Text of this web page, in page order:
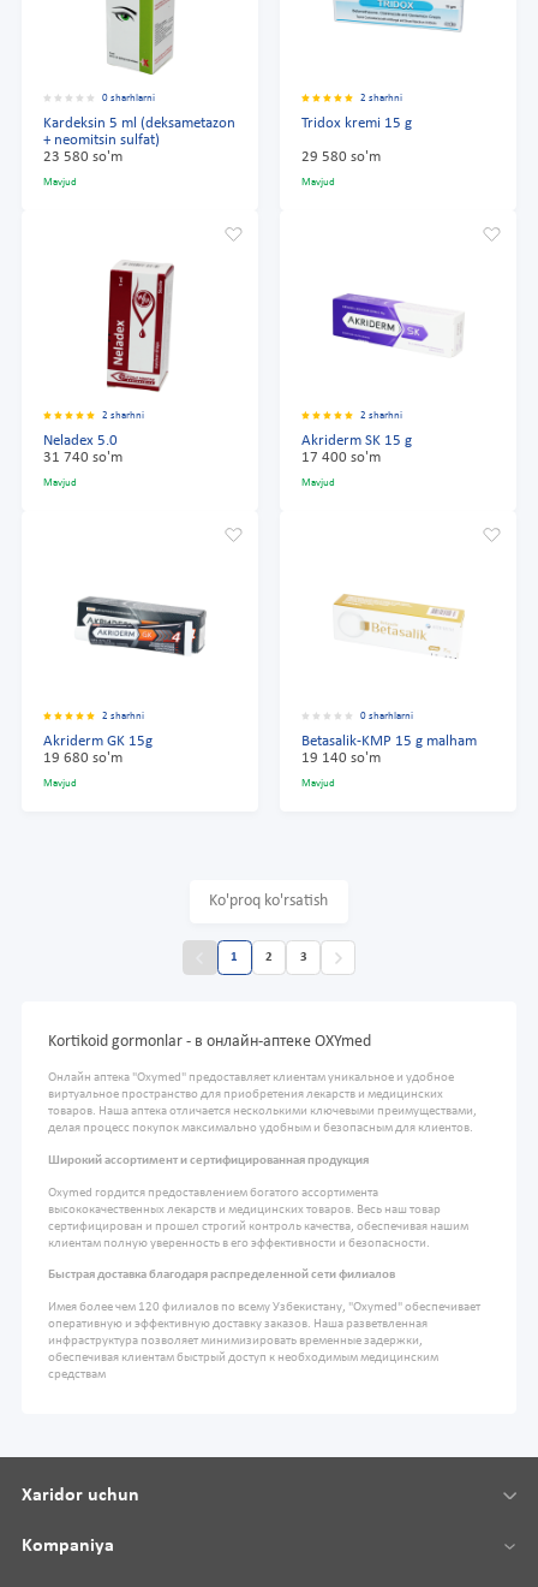
0 sharhlarni
Kardeksin 5 ml (deksametazon
+ neomitsin sulfat)
23 580 so'm
Mavjud
2 sharhni
Tridox kremi 15 g
29 580 so'm
Mavjud
2 sharhni
Neladex 5.0
31 740 so'm
Mavjud
2 sharhni
Akriderm SK 15 g
17 400 so'm
Mavjud
2 sharhni
Akriderm GK 15g
19 680 so'm
Mavjud
0 sharhlarni
Betasalik-KMP 15 g malham
19 140 so'm
Mavjud
Ko'proq ko'rsatish
1 2 3
Kortikoid gormonlar - в онлайн-аптеке OXYmed
Онлайн аптека "Oxymed" предоставляет клиентам уникальное и удобное
виртуальное пространство для приобретения лекарств и медицинских
товаров. Наша аптека отличается несколькими ключевыми преимуществами,
делая процесс покупок максимально удобным и безопасным для клиентов.
Широкий ассортимент и сертифицированная продукция
Oxymed гордится предоставлением богатого ассортимента
высококачественных лекарств и медицинских товаров. Весь наш товар
сертифицирован и прошел строгий контроль качества, обеспечивая нашим
клиентам полную уверенность в его эффективности и безопасности.
Быстрая доставка благодаря распределенной сети филиалов
Имея более чем 120 филиалов по всему Узбекистану, "Oxymed" обеспечивает
оперативную и эффективную доставку заказов. Наша разветвленная
инфраструктура позволяет минимизировать временные задержки,
обеспечивая клиентам быстрый доступ к необходимым медицинским
средствам
Xaridor uchun
Kompaniya